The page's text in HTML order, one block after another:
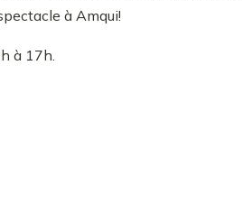
à Amqui!
à 17h.